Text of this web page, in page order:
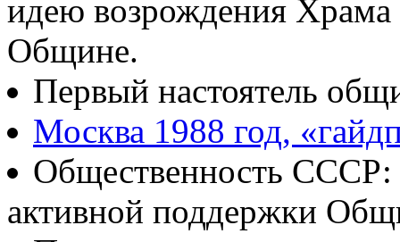
идею возрождения
Общине.
Первый настоятель
Москва 1988 год,
Общественность СССР:
активной поддержки